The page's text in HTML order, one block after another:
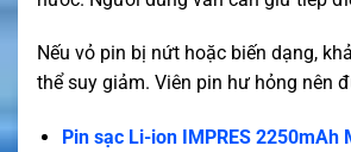
Nếu vỏ pin bị nứt hoặc biến dạng,
thể suy giảm. Viên pin hư hỏng nên
Pin sạc Li-ion IMPRES 2250mAh